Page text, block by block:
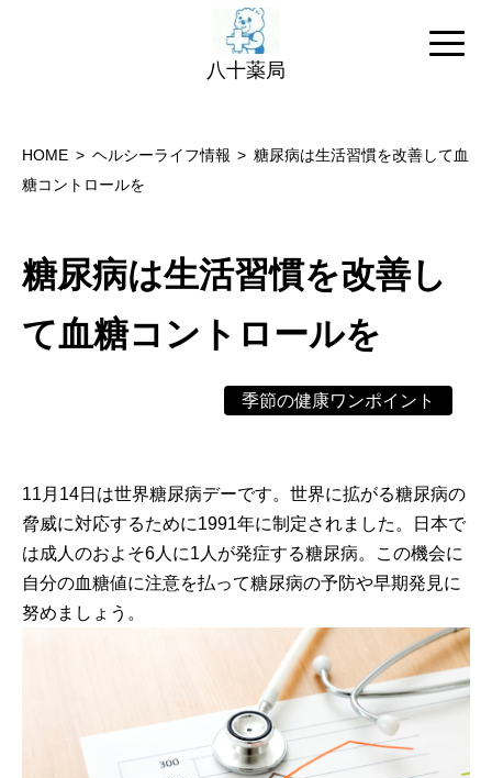
八十薬局
HOME ヘルシーライフ情報
糖尿病は生活習慣を改善して血
糖コントロールを
糖尿病は生活習慣を改善し
て血糖コントロールを
季節の健康ワンポイント
11月14日は世界糖尿病デーです。世界に拡がる糖尿病の
脅威に対応するために1991年に制定されました。日本で
は成人のおよそ6人に1人が発症する糖尿病。この機会に
自分の血糖値に注意を払って糖尿病の予防や早期発見に
努めましょう。